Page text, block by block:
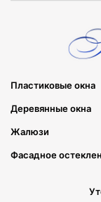
Пластиковые окна
Деревянные окна
Жалюзи
Фасадное